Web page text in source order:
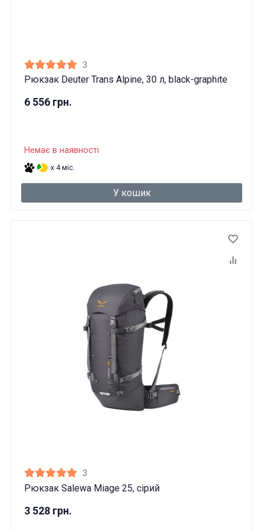
3
Рюкзак Deuter Trans Alpine, 30 л, black-graphite
6 556 грн.
Немає в наявності
x 4 міс.
У кошик
3
Рюкзак Salewa Miage 25, сірий
3 528 грн.